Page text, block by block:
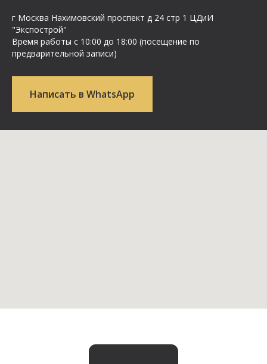
г Москва Нахимовский проспект д 24 стр 1 ЦДиИ
"Экспострой"
Время работы с 10:00 до 18:00 (посещение по
предварительной записи)
Написать в WhatsApp